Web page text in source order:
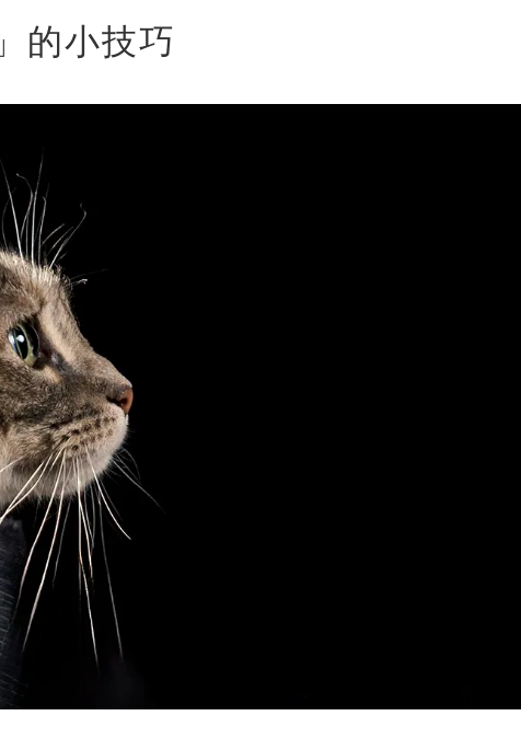
的小技巧